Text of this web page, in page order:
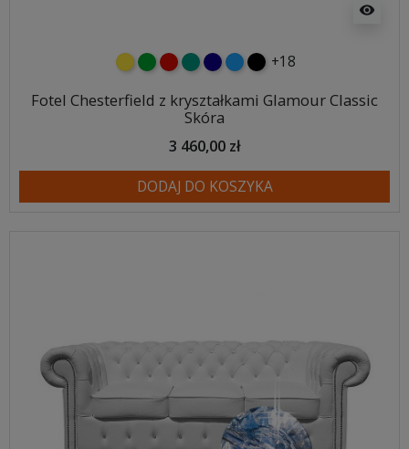
visibility
żółtyzielonyczerwony
turkusowy
granatowy
niebieski
czarny
+18
Fotel Chesterfield z kryształkami Glamour Classic
Skóra
3 460,00 zł
DODAJ DO KOSZYKA